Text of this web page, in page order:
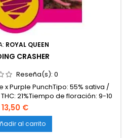
ROYAL QUEEN
CRASHER
Reseña(s): 0
Purple PunchTipo: 55% sativa /
21%Tiempo de floración: 9-10
500-550 g/m²Producción en
90-130 cm en interior;
y sabores: Dulces y
con notas afrutadas...
13,50 €
al carrito